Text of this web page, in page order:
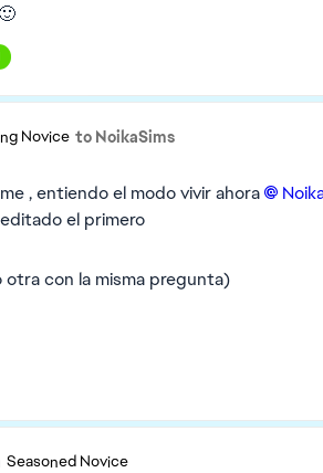
Novice to NoikaSims
, entiendo el modo vivir ahora
el primero
otra con la misma pregunta)
Seasoned Novice